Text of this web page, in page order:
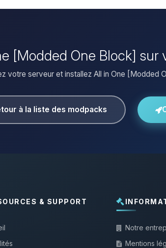
[Modded One Block] sur
votre serveur et installez All in One [Modded
à la liste des modpacks
& SUPPORT
Notre
Mentions